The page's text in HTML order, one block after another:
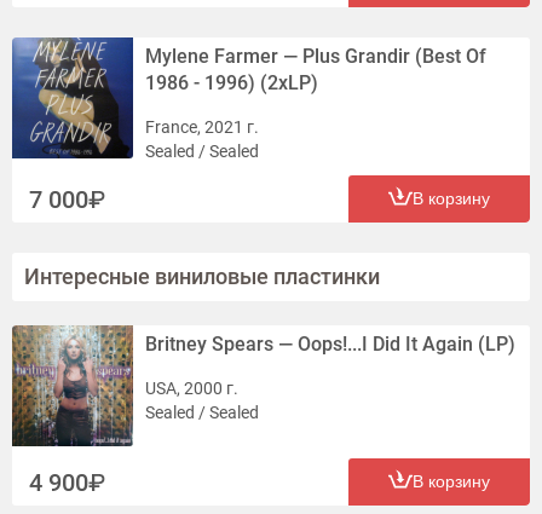
Mylene Farmer — Plus Grandir (Best Of
1986 - 1996) (2xLP)
France, 2021 г.
Sealed / Sealed
7 000 В корзину
Интересные виниловые пластинки
Britney Spears — Oops!...I Did It Again (LP)
USA, 2000 г.
Sealed / Sealed
4 900 В корзину